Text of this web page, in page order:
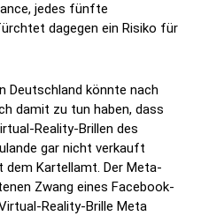
jedes fünfte
dagegen ein Risiko für
Deutschland könnte nach
damit zu tun haben, dass
Reality-Brillen des
gar nicht verkauft
dem Kartellamt. Der Meta-
Zwang eines Facebook-
Reality-Brille Meta